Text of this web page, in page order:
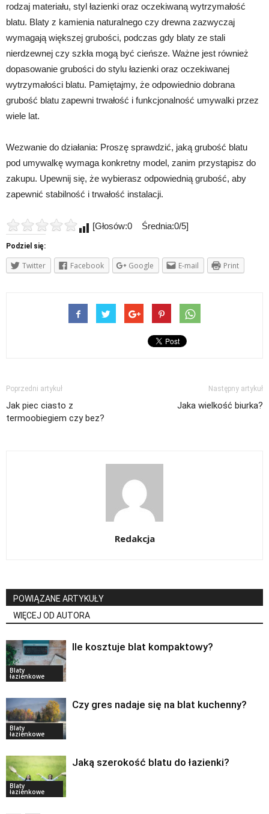
rodzaj materiału, styl łazienki oraz oczekiwaną wytrzymałość
blatu. Blaty z kamienia naturalnego czy drewna zazwyczaj
wymagają większej grubości, podczas gdy blaty ze stali
nierdzewnej czy szkła mogą być cieńsze. Ważne jest również
dopasowanie grubości do stylu łazienki oraz oczekiwanej
wytrzymałości blatu. Pamiętajmy, że odpowiednio dobrana
grubość blatu zapewni trwałość i funkcjonalność umywalki przez
wiele lat.
Wezwanie do działania: Proszę sprawdzić, jaką grubość blatu
pod umywalkę wymaga konkretny model, zanim przystąpisz do
zakupu. Upewnij się, że wybierasz odpowiednią grubość, aby
zapewnić stabilność i trwałość instalacji.
[Głosów:0 Średnia:0/5]
Podziel się:
Twitter Facebook Google E-mail Print
Poprzedni artykuł
Jak piec ciasto z
termoobiegiem czy bez?
Następny artykuł
Jaka wielkość biurka?
Redakcja
POWIĄZANE ARTYKUŁY
WIĘCEJ OD AUTORA
Blaty
łazienkowe
Ile kosztuje blat kompaktowy?
Blaty
łazienkowe
Czy gres nadaje się na blat kuchenny?
Blaty
łazienkowe
Jaką szerokość blatu do łazienki?